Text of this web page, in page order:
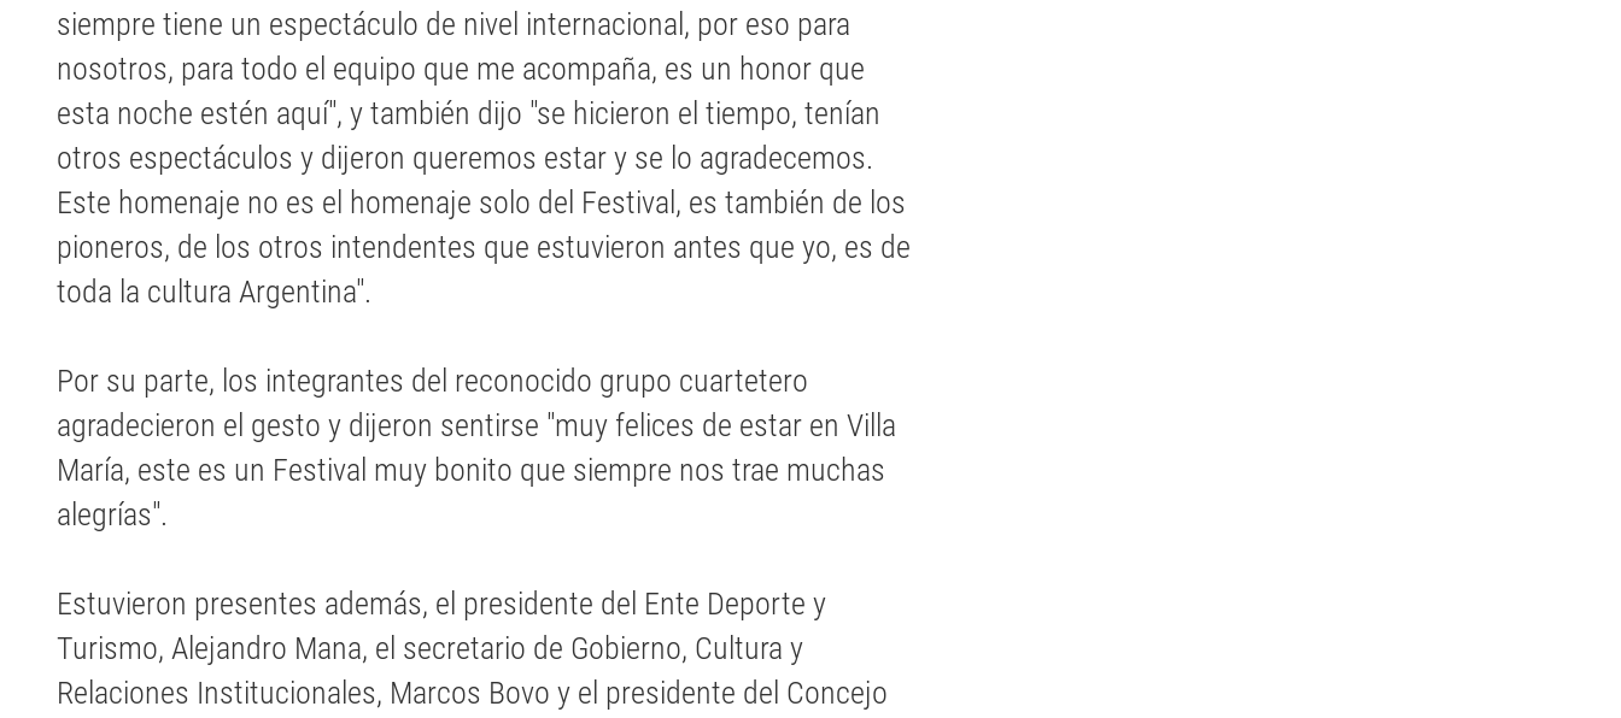
siempre tiene un espectáculo de nivel internacional, por eso para
nosotros, para todo el equipo que me acompaña, es un honor que
esta noche estén aquí", y también dijo "se hicieron el tiempo, tenían
otros espectáculos y dijeron queremos estar y se lo agradecemos.
Este homenaje no es el homenaje solo del Festival, es también de los
pioneros, de los otros intendentes que estuvieron antes que yo, es de
toda la cultura Argentina".
Por su parte, los integrantes del reconocido grupo cuartetero
agradecieron el gesto y dijeron sentirse "muy felices de estar en Villa
María, este es un Festival muy bonito que siempre nos trae muchas
alegrías".
Estuvieron presentes además, el presidente del Ente Deporte y
Turismo, Alejandro Mana, el secretario de Gobierno, Cultura y
Relaciones Institucionales, Marcos Bovo y el presidente del Concejo